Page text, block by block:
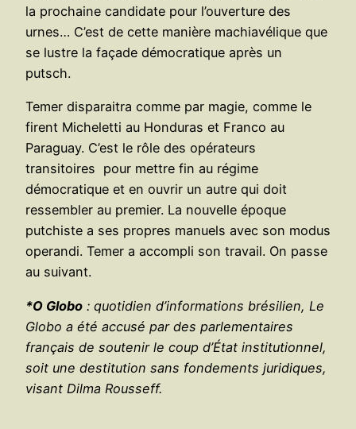
la prochaine candidate pour l’ouverture des
urnes… C’est de cette manière machiavélique que
se lustre la façade démocratique après un
putsch.
Temer disparaitra comme par magie, comme le
firent Micheletti au Honduras et Franco au
Paraguay. C’est le rôle des opérateurs
transitoires pour mettre fin au régime
démocratique et en ouvrir un autre qui doit
ressembler au premier. La nouvelle époque
putchiste a ses propres manuels avec son modus
operandi. Temer a accompli son travail. On passe
au suivant.
*O Globo : quotidien d’informations brésilien, Le
Globo a été accusé par des parlementaires
français de soutenir le coup d’État institutionnel,
soit une destitution sans fondements juridiques,
visant Dilma Rousseff.